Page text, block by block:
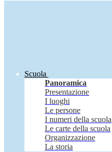
Scuola
Panoramica
Presentazione
I luoghi
Le persone
I numeri della scuola
Le carte della scuola
Organizzazione
La storia